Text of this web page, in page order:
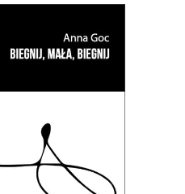
BIEGNIJ
reportaże o
zmaganiach
nie